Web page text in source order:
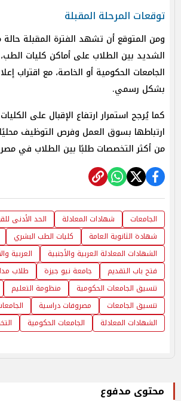
توقعات المرحلة المقبلة
ومن المتوقع أن تشهد الفترة المقبلة
الشديد بين الطلاب على أماكن كليات
الجامعات الحكومية أو الخاصة، مع اقتراب
بشكل رسمي.
كما يُرجح استمرار ارتفاع الإقبال على
ارتباطها بسوق العمل وفرص التوظيف محليًا
من أكثر التخصصات طلبًا بين الطلاب في
الجامعات شهادات المعادلة
الحد الأدنى
شهادة الثانوية العامة
كليات الطب البشري
الشهادات المعادلة العربية والأجنبية
العربية
فتح باب التقديم
جامعة نيو جيزة
طلاب
تنسيق الجامعات الحكومية
منظومة التعليم
تنسيق الجامعات
مصروفات دراسية
الشهادات المعادلة
الجامعات الحكومية
محتوى مدفوع